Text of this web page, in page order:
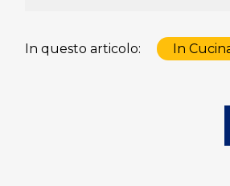
In questo articolo: In